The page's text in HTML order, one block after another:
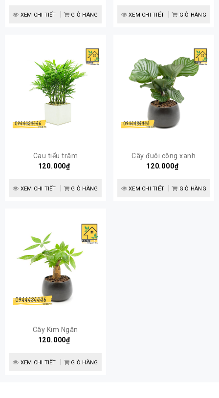
XEM CHI TIẾT GIỎ HÀNG XEM CHI TIẾT GIỎ HÀNG
Cau tiểu trâm
120.000₫
XEM CHI TIẾT GIỎ HÀNG
Cây đuôi công xanh
120.000₫
XEM CHI TIẾT GIỎ HÀNG
Cây Kim Ngân
120.000₫
XEM CHI TIẾT GIỎ HÀNG